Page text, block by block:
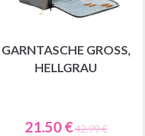
GARNTASCHE GROSS, H
ELLGRAU
21.50 €42.99 €